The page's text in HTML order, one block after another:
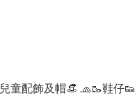
兒童配飾及帽👒 🧢🥾鞋仔👟